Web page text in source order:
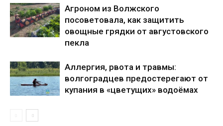
Агроном из Волжского
посоветовала, как защитить
овощные грядки от августовского
пекла
Аллергия, рвота и травмы:
волгоградцев предостерегают от
купания в «цветущих» водоёмах